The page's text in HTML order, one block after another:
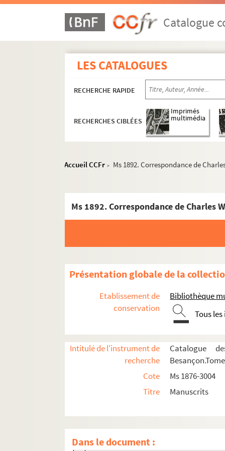
Catalogue
LES CATALOGUES
RECHERCHE RAPIDE
RECHERCHES CIBLÉES
Imprimés
multimédia
Accueil CCFr > Ms 1892. Correspondance de
Ms 1892. Correspondance de Charles
Présentation globale de la
Etablissement de
conservation
Bibliothèque
Tous
Intitulé de l'instrument de
recherche
Catalogue
Cote
Ms 1876-3004
Titre
Manuscrits
Dans le document :
Ms 1876 à 1887. Collection Charles Thuriet
Ms 1888 à 1943. Collection Alexandre Estignard
Ms 1888-1914. Correspondance de Charles
Ms 1888. Correspondance de Charles
Ms 1889. Correspondance de Charles
Ms 1890. Correspondance de Charles